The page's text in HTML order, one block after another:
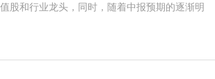
股和行业龙头，同时，随着中报预期的逐渐明